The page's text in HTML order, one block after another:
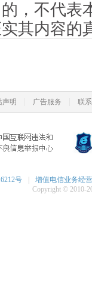
，不代表
其内容的
声明 广告服务 联
号
增值电信业务经
Copyright © 2010-